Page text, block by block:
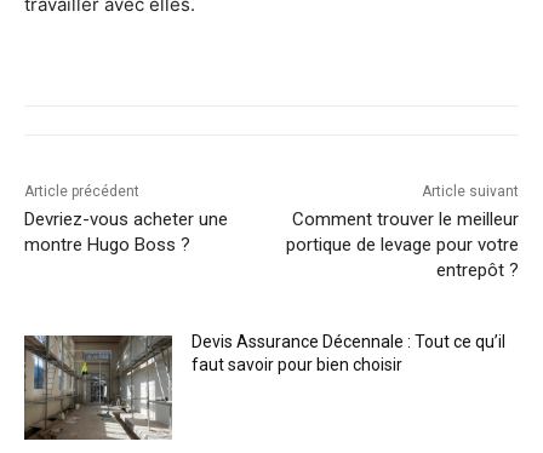
travailler avec elles.
Article précédent
Devriez-vous acheter une
montre Hugo Boss ?
Article suivant
Comment trouver le meilleur
portique de levage pour votre
entrepôt ?
Devis Assurance Décennale : Tout ce qu’il
faut savoir pour bien choisir